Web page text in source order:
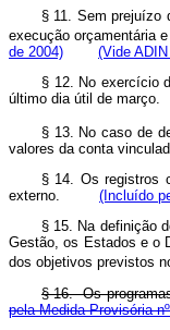
§ 11. Sem prejuízo
execução orçamentária
de 2004)
(Vide
§ 12. No exercício
último dia útil de
§ 13. No caso de
valores da conta
§ 14. Os registros
externo. (Incluído
§ 15. Na definição
Gestão, os Estados e o
dos objetivos previstos
§ 16. Os
pela Medida Provisória